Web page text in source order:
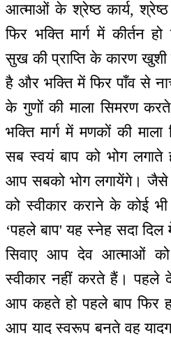
आत्माओं के श्रेष्ठ कार्य, श्रेष्ठ
फिर भक्ति मार्ग में कीर्तन
सुख की प्राप्ति के कारण
है और भक्ति में फिर पाँव से
के गुणों की माला सिमरण
भक्ति मार्ग में मणकों की
सब स्वयं बाप को भोग लगाते
आप सबको भोग लगायेंगे। जैसे
को स्वीकार कराने के कोई
‘पहले बाप' यह स्नेह सदा दिल
सिवाए आप देव आत्माओं
स्वीकार नहीं करते हैं। पहले
आप कहते हो पहले बाप फिर
आप याद स्वरूप बनते वह